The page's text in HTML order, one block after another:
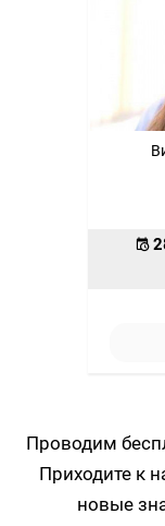
Проводим
Приходите к
новые